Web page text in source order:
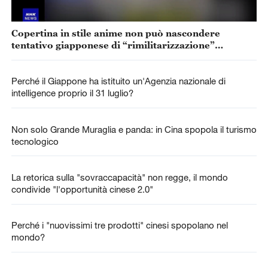
Copertina in stile anime non può nascondere
tentativo giapponese di “rimilitarizzazione”
Perché il Giappone ha istituito un'Agenzia nazionale di
intelligence proprio il 31 luglio?
Non solo Grande Muraglia e panda: in Cina spopola il turismo
tecnologico
La retorica sulla "sovraccapacità" non regge, il mondo
condivide "l'opportunità cinese 2.0"
Perché i "nuovissimi tre prodotti" cinesi spopolano nel
mondo?